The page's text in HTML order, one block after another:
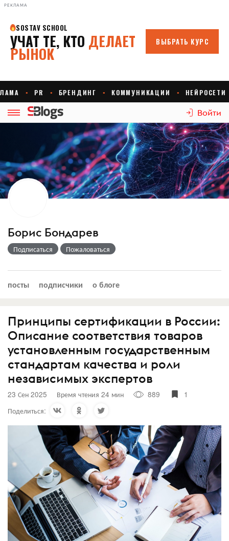
РЕКЛАМА
Войти
Борис Бондарев
Подписаться Пожаловаться
посты подписчики о блоге
Принципы сертификации в России:
Описание соответствия товаров
установленным государственным
стандартам качества и роли
независимых экспертов
23 Сен 2025 Время чтения 24 мин 889
1
Поделиться: